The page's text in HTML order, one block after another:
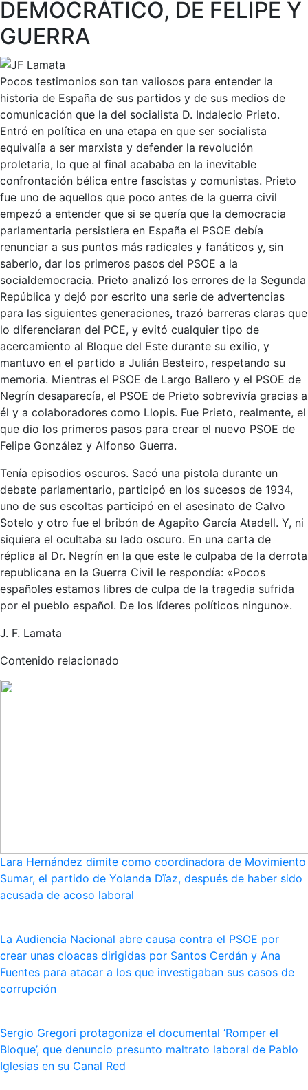
DEMOCRÁTICO, DE FELIPE Y
GUERRA
Pocos testimonios son tan valiosos para entender la
historia de España de sus partidos y de sus medios de
comunicación que la del socialista D. Indalecio Prieto.
Entró en política en una etapa en que ser socialista
equivalía a ser marxista y defender la revolución
proletaria, lo que al final acababa en la inevitable
confrontación bélica entre fascistas y comunistas. Prieto
fue uno de aquellos que poco antes de la guerra civil
empezó a entender que si se quería que la democracia
parlamentaria persistiera en España el PSOE debía
renunciar a sus puntos más radicales y fanáticos y, sin
saberlo, dar los primeros pasos del PSOE a la
socialdemocracia. Prieto analizó los errores de la Segunda
República y dejó por escrito una serie de advertencias
para las siguientes generaciones, trazó barreras claras que
lo diferenciaran del PCE, y evitó cualquier tipo de
acercamiento al Bloque del Este durante su exilio, y
mantuvo en el partido a Julián Besteiro, respetando su
memoria. Mientras el PSOE de Largo Ballero y el PSOE de
Negrín desaparecía, el PSOE de Prieto sobrevivía gracias a
él y a colaboradores como Llopis. Fue Prieto, realmente, el
que dio los primeros pasos para crear el nuevo PSOE de
Felipe González y Alfonso Guerra.
Tenía episodios oscuros. Sacó una pistola durante un
debate parlamentario, participó en los sucesos de 1934,
uno de sus escoltas participó en el asesinato de Calvo
Sotelo y otro fue el bribón de Agapito García Atadell. Y, ni
siquiera el ocultaba su lado oscuro. En una carta de
réplica al Dr. Negrín en la que este le culpaba de la derrota
republicana en la Guerra Civil le respondía: «Pocos
españoles estamos libres de culpa de la tragedia sufrida
por el pueblo español. De los líderes políticos ninguno».
J. F. Lamata
Contenido relacionado
Lara Hernández dimite como coordinadora de Movimiento
Sumar, el partido de Yolanda Dïaz, después de haber sido
acusada de acoso laboral
La Audiencia Nacional abre causa contra el PSOE por
crear unas cloacas dirigidas por Santos Cerdán y Ana
Fuentes para atacar a los que investigaban sus casos de
corrupción
Sergio Gregori protagoniza el documental ‘Romper el
Bloque’, que denuncio presunto maltrato laboral de Pablo
Iglesias en su Canal Red